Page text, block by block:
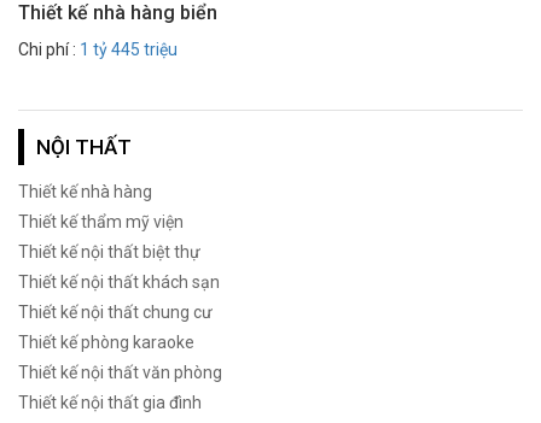
Thiết kế nhà hàng biển
Chi phí : 1 tỷ 445 triệu
NỘI THẤT
Thiết kế nhà hàng
Thiết kế thẩm mỹ viện
Thiết kế nội thất biệt thự
Thiết kế nội thất khách sạn
Thiết kế nội thất chung cư
Thiết kế phòng karaoke
Thiết kế nội thất văn phòng
Thiết kế nội thất gia đình